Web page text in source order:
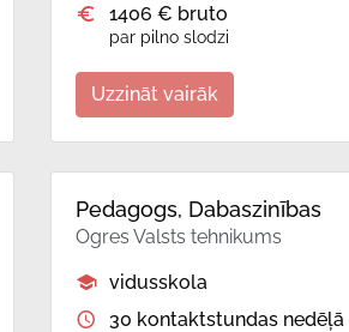
1406 € bruto
par pilno slodzi
Uzzināt vairāk
Pedagogs, Dabaszinības
Ogres Valsts tehnikums
vidusskola
30 kontaktstundas nedēļā